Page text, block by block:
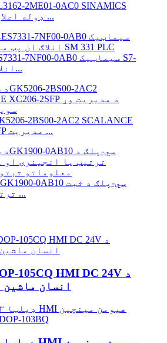
S120 C/D ډوله اعلان ...
300 انلاګ انپ...
XC206-2SFP مدیریت ...
ترتیب لپاره ...
انسان